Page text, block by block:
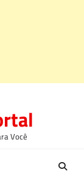
Você